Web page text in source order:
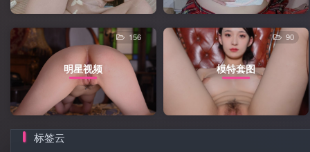
明星视频
156
模特套图
90
标签云